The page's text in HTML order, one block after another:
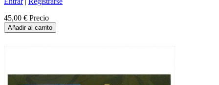
45,00 € Precio
Añadir al carrito